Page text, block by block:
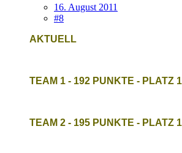
16. August 2011
#8
AKTUELL
TEAM 1 - 192 PUNKTE - PLATZ
TEAM 2 - 195 PUNKTE - PLATZ